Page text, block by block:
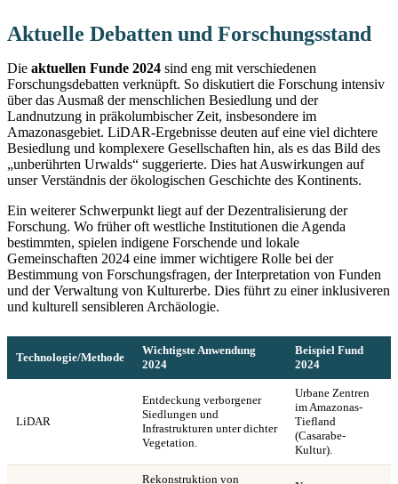
Aktuelle Debatten und Forschungsstand
Die aktuellen Funde 2024 sind eng mit verschiedenen
Forschungsdebatten verknüpft. So diskutiert die Forschung intensiv
über das Ausmaß der menschlichen Besiedlung und der
Landnutzung in präkolumbischer Zeit, insbesondere im
Amazonasgebiet. LiDAR-Ergebnisse deuten auf eine viel dichtere
Besiedlung und komplexere Gesellschaften hin, als es das Bild des
„unberührten Urwalds“ suggerierte. Dies hat Auswirkungen auf
unser Verständnis der ökologischen Geschichte des Kontinents.
Ein weiterer Schwerpunkt liegt auf der Dezentralisierung der
Forschung. Wo früher oft westliche Institutionen die Agenda
bestimmten, spielen indigene Forschende und lokale
Gemeinschaften 2024 eine immer wichtigere Rolle bei der
Bestimmung von Forschungsfragen, der Interpretation von Funden
und der Verwaltung von Kulturerbe. Dies führt zu einer inklusiveren
und kulturell sensibleren Archäologie.
Technologie/Methode
Wichtigste Anwendung
2024
Beispiel Fund
2024
LiDAR
Entdeckung verborgener
Siedlungen und
Infrastrukturen unter dichter
Vegetation.
Urbane Zentren
im Amazonas-
Tiefland
(Casarabe-
Kultur).
Rekonstruktion von